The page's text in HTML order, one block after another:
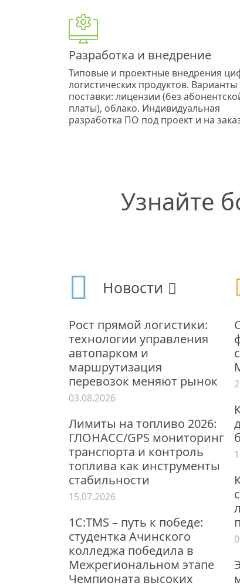
Разработка и внедрение
Типовые и проектные внедрения
логистических продуктов. Варианты
поставки: лицензии (без
платы), облако. Индивидуальная
разработка ПО под проект и на
Узнайте
Новости
Рост прямой логистики:
технологии управления
автопарком и
маршрутизация
перевозок меняют рынок
03.08.2026
Лимиты на топливо 2026:
ГЛОНАСС/GPS мониторинг
транспорта и контроль
топлива как инструменты
стабильности
15.07.2026
1С:TMS – путь к победе:
студентка Ачинского
колледжа победила в
Межрегиональном этапе
Чемпионата высоких